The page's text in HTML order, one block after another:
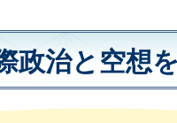
政治と空想